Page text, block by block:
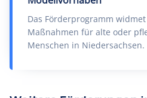
Das Förderprogramm
Maßnahmen für alte oder
Menschen in Niedersachsen.